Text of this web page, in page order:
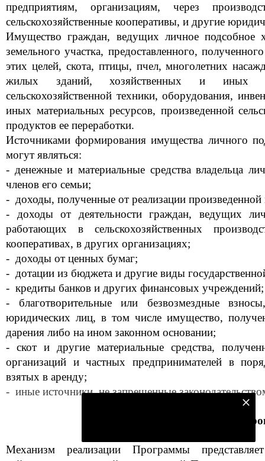
предприятиям, организациям, через
сельскохозяйственные кооперативы, и другие
Имущество граждан, ведущих личное подсобное
земельного участка, предоставленного,
этих целей, скота, птицы, пчел, многолетних
жилых зданий, хозяйственных и иных
сельскохозяйственной техники, оборудования,
иных материальных ресурсов, произведенной
продуктов ее переработки.
Источниками формирования имущества личного
могут являться:
- денежные и материальные средства владельца
членов его семьи;
- доходы, полученные от реализации
- доходы от деятельности граждан, ведущих
работающих в сельскохозяйственных
кооперативах, в других организациях;
- доходы от ценных бумаг;
- дотации из бюджета и другие виды
- кредиты банков и других финансовых учреждений;
- благотворительные или безвозмездные
юридических лиц, в том числе имущество,
дарения либо на ином законном основании;
- скот и другие материальные средства,
организаций и частных предпринимателей в
взятых в аренду;
- иные источники, не запрещенные
5. Механизм реализации
Механизм реализации Программы